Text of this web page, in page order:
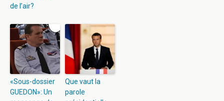
de l’air?
«Sous-dossier
GUEDON»: Un
Que vaut la
parole